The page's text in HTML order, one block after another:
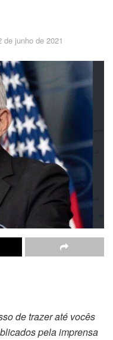
de junho de 2021
de trazer até vocês
pela imprensa